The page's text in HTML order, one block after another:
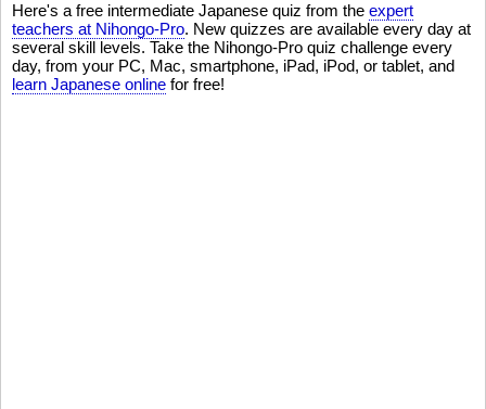
Here's a free intermediate Japanese quiz from the expert
teachers at Nihongo-Pro. New quizzes are available every day at
several skill levels. Take the Nihongo-Pro quiz challenge every
day, from your PC, Mac, smartphone, iPad, iPod, or tablet, and
learn Japanese online for free!